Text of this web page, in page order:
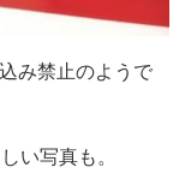
み禁止のようで
い写真も。